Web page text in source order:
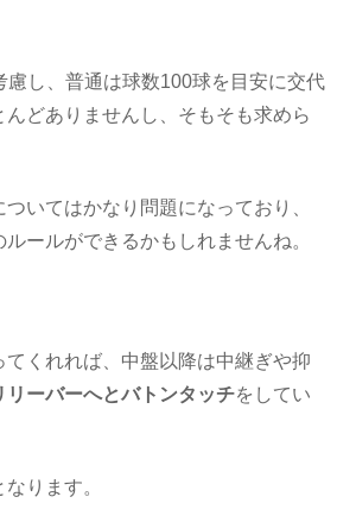
慮し、普通は球数100球を目安に交代
んどありませんし、そもそも求めら
いてはかなり問題になっており、
ールができるかもしれませんね。
くれれば、中盤以降は中継ぎや抑
リーバーへとバトンタッチをしてい
ります。